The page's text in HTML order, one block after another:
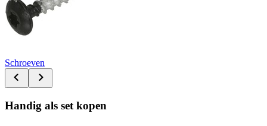
Schroeven
Handig als set kopen